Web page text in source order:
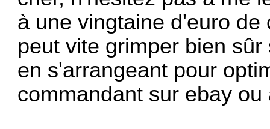
à une vingtaine d'euro
peut vite grimper bien
en s'arrangeant pour
commandant sur ebay